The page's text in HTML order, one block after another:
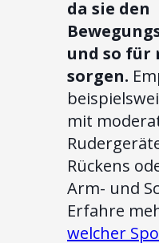
da sie den
und so für
sorgen.
mit
Rückens
Arm- und
Erfahre
welcher